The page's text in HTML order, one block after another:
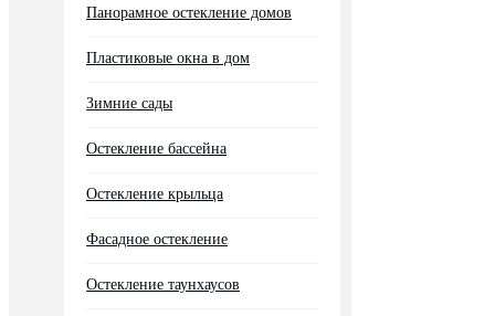
Панорамное остекление домов
Пластиковые окна в дом
Зимние сады
Остекление бассейна
Остекление крыльца
Фасадное остекление
Остекление таунхаусов